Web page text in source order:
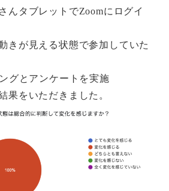
んタブレットでZoomにログイ
きが見える状態で参加していた
グとアンケートを実施
果をいただきました。